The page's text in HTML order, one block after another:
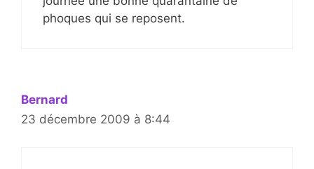
phoques qui se reposent.
Bernard
23 décembre 2009 à 8:44